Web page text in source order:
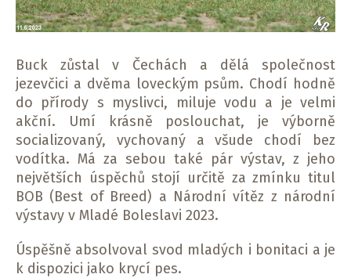
Buck zůstal v Čechách a dělá společnost
jezevčici a dvěma loveckým psům. Chodí hodně
do přírody s myslivci, miluje vodu a je velmi
akční. Umí krásně poslouchat, je výborně
socializovaný, vychovaný a všude chodí bez
vodítka. Má za sebou také pár výstav, z jeho
největších úspěchů stojí určitě za zmínku titul
BOB (Best of Breed) a Národní vítěz z národní
výstavy v Mladé Boleslavi 2023.
Úspěšně absolvoval svod mladých i bonitaci a je
k dispozici jako krycí pes.